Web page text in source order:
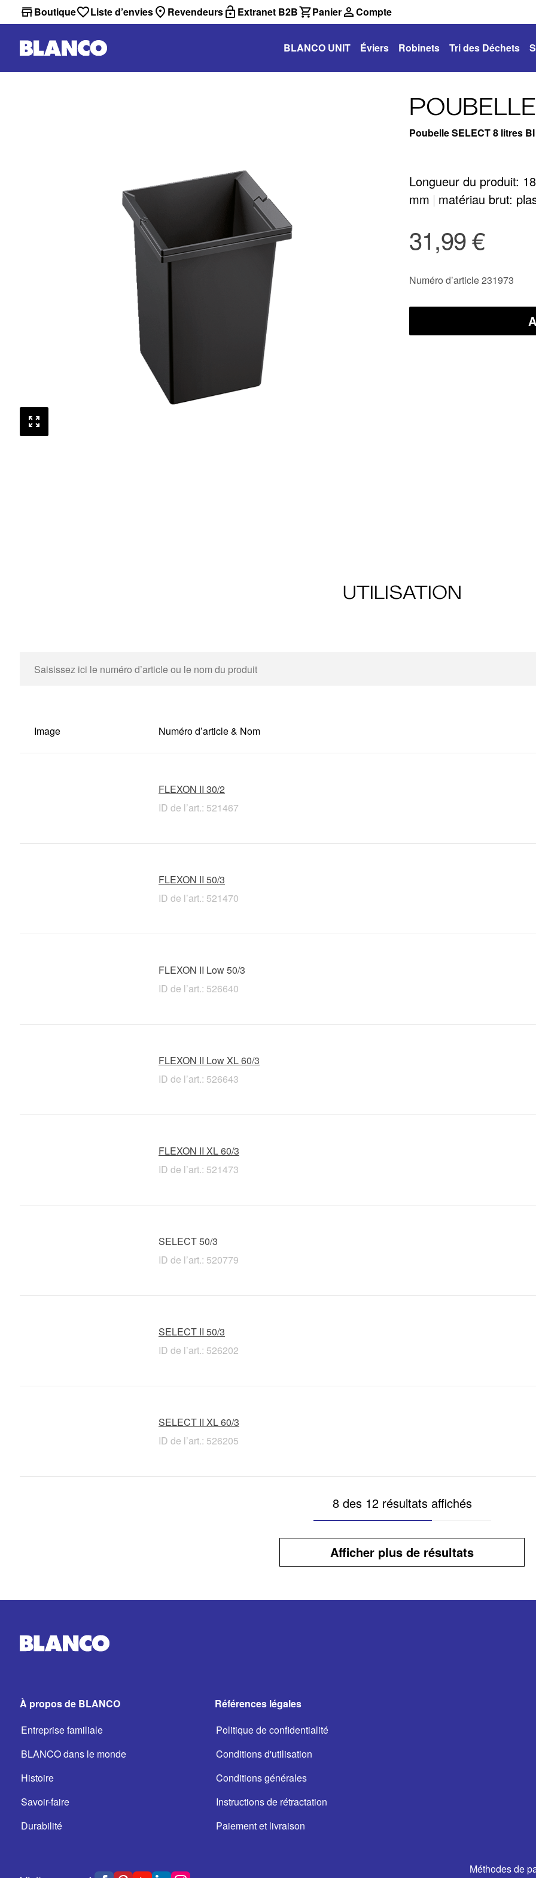
Boutique Liste d’envies Revendeurs Extranet B2B Panier Compte
BLANCO UNIT Éviers Robinets Tri des Déchets
Poubelle SELECT 8 litres BI
Longueur du produit:
mm | matériau brut:
31,99 €
Numéro d’article 231973
UTILISATION
Image Numéro d’article & Nom
FLEXON II 30/2
ID de l’art.: 521467
FLEXON II 50/3
ID de l’art.: 521470
FLEXON II Low 50/3
ID de l’art.: 526640
FLEXON II Low XL 60/3
ID de l’art.: 526643
FLEXON II XL 60/3
ID de l’art.: 521473
SELECT 50/3
ID de l’art.: 520779
SELECT II 50/3
ID de l’art.: 526202
SELECT II XL 60/3
ID de l’art.: 526205
8 des 12 résultats affichés
Afficher plus de résultats
À propos de BLANCO
Entreprise familiale
BLANCO dans le monde
Histoire
Savoir-faire
Durabilité
Références légales
Politique de confidentialité
Conditions d'utilisation
Conditions générales
Instructions de rétractation
Paiement et livraison
Méthodes de